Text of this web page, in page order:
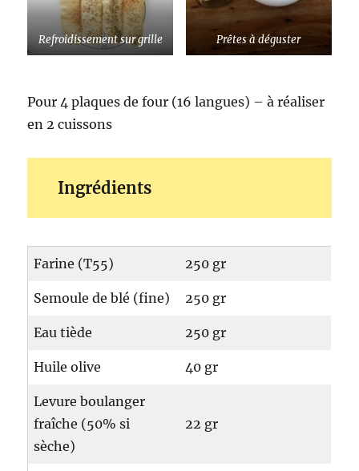
Refroidissement sur grille Prêtes à déguster
Pour 4 plaques de four (16 langues) – à réaliser
en 2 cuissons
Ingrédients
Farine (T55) 250 gr
Semoule de blé (fine) 250 gr
Eau tiède 250 gr
Huile olive 40 gr
Levure boulanger
fraîche (50% si
sèche)
22 gr